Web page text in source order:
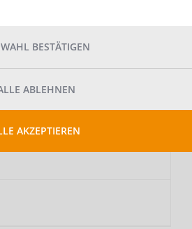
BESTÄTIGEN
ABLEHNEN
AKZEPTIEREN